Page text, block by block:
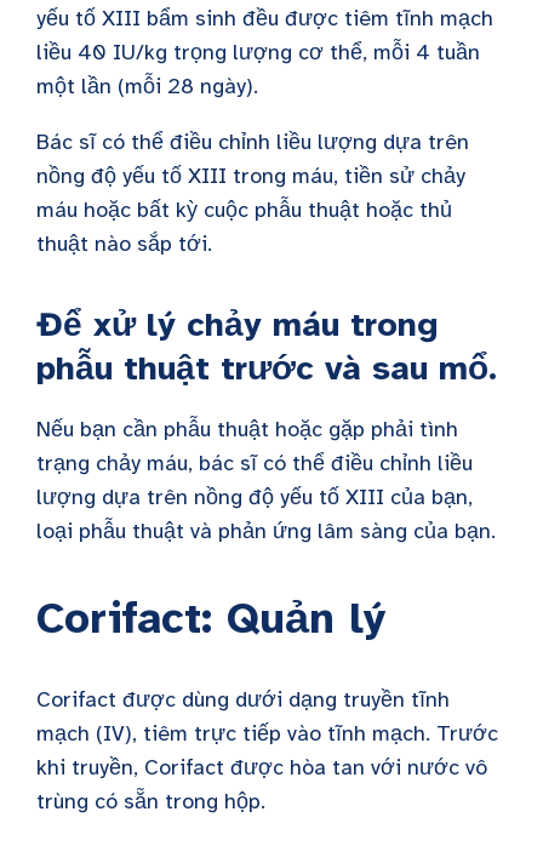
yếu tố XIII bẩm sinh đều được tiêm tĩnh mạch
liều 40 IU/kg trọng lượng cơ thể, mỗi 4 tuần
một lần (mỗi 28 ngày).
Bác sĩ có thể điều chỉnh liều lượng dựa trên
nồng độ yếu tố XIII trong máu, tiền sử chảy
máu hoặc bất kỳ cuộc phẫu thuật hoặc thủ
thuật nào sắp tới.
Để xử lý chảy máu trong
phẫu thuật trước và sau mổ.
Nếu bạn cần phẫu thuật hoặc gặp phải tình
trạng chảy máu, bác sĩ có thể điều chỉnh liều
lượng dựa trên nồng độ yếu tố XIII của bạn,
loại phẫu thuật và phản ứng lâm sàng của bạn.
Corifact: Quản lý
Corifact được dùng dưới dạng truyền tĩnh
mạch (IV), tiêm trực tiếp vào tĩnh mạch. Trước
khi truyền, Corifact được hòa tan với nước vô
trùng có sẵn trong hộp.